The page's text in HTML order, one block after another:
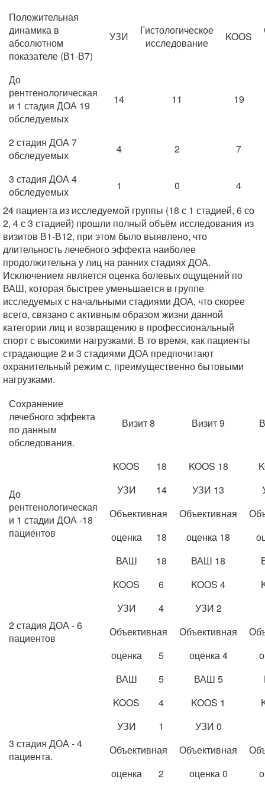
Положительная
динамика в
абсолютном
показателе (В1-В7)
УЗИ
Гистологическое
исследование
KOOS
До
рентгенологическая
и 1 стадия ДОА 19
обследуемых
14 11 19
2 стадия ДОА 7
обследуемых
4 2 7
3 стадия ДОА 4
обследуемых
1 0
4
24 пациента из исследуемой группы (18 с 1 стадией, 6 со
2, 4 с 3 стадией) прошли полный объём исследования из
визитов В1-В12, при этом было выявлено, что
длительность лечебного эффекта наиболее
продолжительна у лиц на ранних стадиях ДОА.
Исключением является оценка болевых ощущений по
ВАШ, которая быстрее уменьшается в группе
исследуемых с начальными стадиями ДОА, что скорее
всего, связано с активным образом жизни данной
категории лиц и возвращению в профессиональный
спорт с высокими нагрузками. В то время, как пациенты
страдающие 2 и 3 стадиями ДОА предпочитают
охранительный режим с, преимущественно бытовыми
нагрузками.
Сохранение
лечебного эффекта
по данным
обследования.
Визит 8 Визит 9
До
рентгенологическая
и 1 стадии ДОА -18
пациентов
KOOS 18 KOOS 18
УЗИ
14 УЗИ 13
Объективная
Объективная
оценка
18 оценка 18
ВАШ
18 ВАШ 18
2 стадия ДОА - 6
пациентов
KOOS 6 KOOS 4
УЗИ
4 УЗИ 2
Объективная
Объективная
оценка
5 оценка 4
ВАШ
5 ВАШ 5
3 стадия ДОА - 4
пациента.
KOOS 4 KOOS 1
УЗИ
1 УЗИ 0
Объективная
Объективная
оценка
2 оценка 0